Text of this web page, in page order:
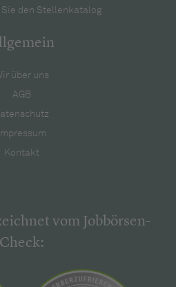
Sie den Stellenkatalog
über uns
AGB
Impressum
Kontakt
vom Jobbörsen-
Check: